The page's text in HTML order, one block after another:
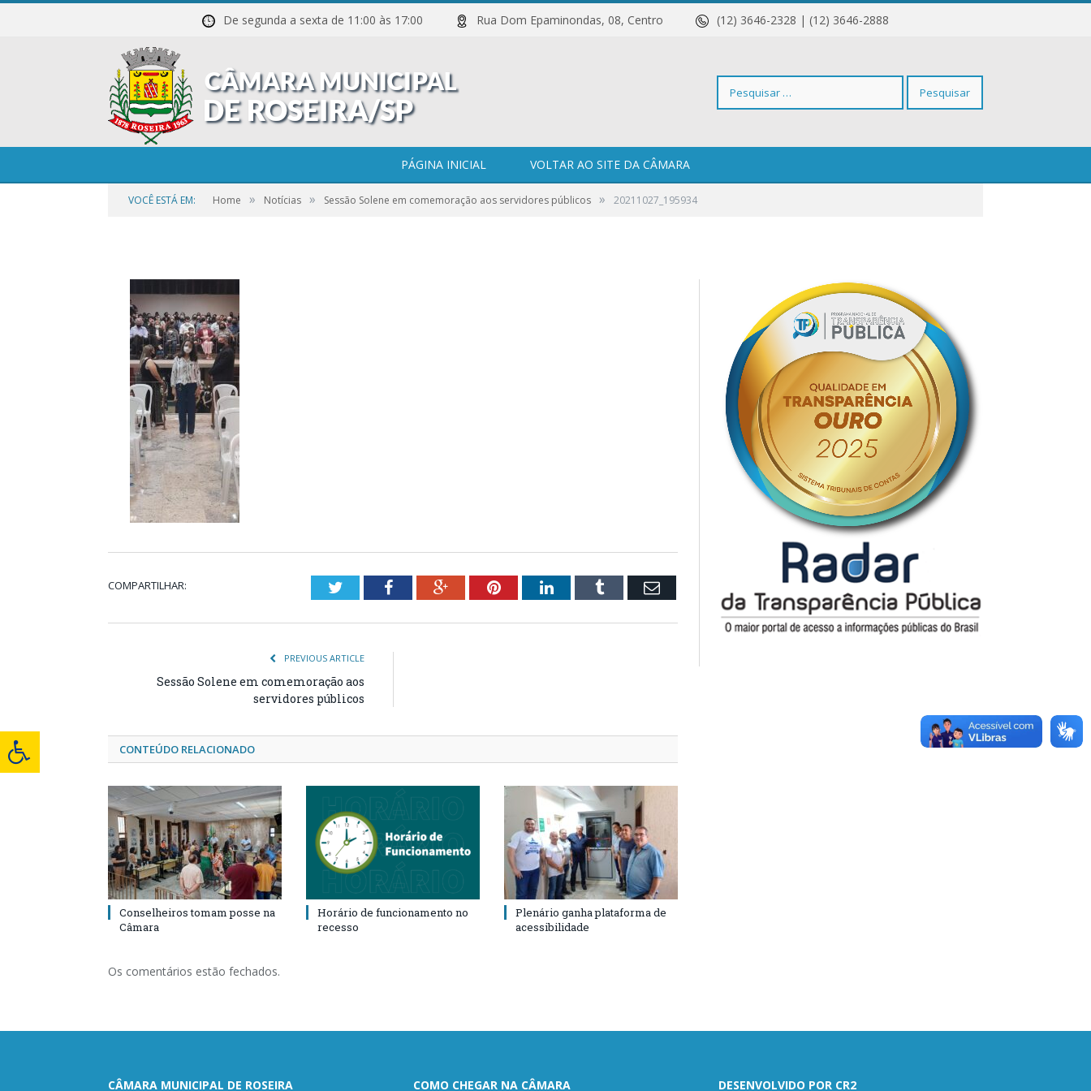
De segunda a sexta de 11:00 às 17:00 Rua Dom Epaminondas, 08, Centro (12) 3646-2328 | (12) 3646-2888
Pesquisar
PÁGINA INICIAL VOLTAR AO SITE DA CÂMARA
VOCÊ ESTÁ EM: Home » Notícias » Sessão Solene em comemoração aos servidores públicos » 20211027_195934
COMPARTILHAR: TwitterFacebookGoogle+PinterestLinkedInTumblr Email
PREVIOUS ARTICLE
Sessão Solene em comemoração aos
servidores públicos
CONTEÚDO RELACIONADO
Conselheiros tomam posse na
Câmara
Horário de funcionamento no
recesso
Plenário ganha plataforma de
acessibilidade
Os comentários estão fechados.
CÂMARA MUNICIPAL DE ROSEIRA COMO CHEGAR NA CÂMARA DESENVOLVIDO POR CR2